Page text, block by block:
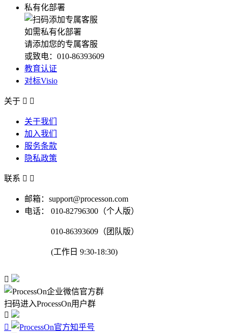
私有化部署
如需私有化部署
请添加您的专属客服
或致电：010-86393609
教育认证
对标Visio
关于  
关于我们
加入我们
服务条款
隐私政策
联系  
邮箱：support@processon.com
电话：
010-82796300（个人版）
010-86393609（团队版）
(工作日 9:30-18:30)

扫码进入ProcessOn用户群

